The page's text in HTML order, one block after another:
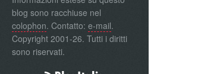
blog sono racchiuse nel
colophon. Contatto: e-mail.
Copyright 2001-26. Tutti i diritti
sono riservati.